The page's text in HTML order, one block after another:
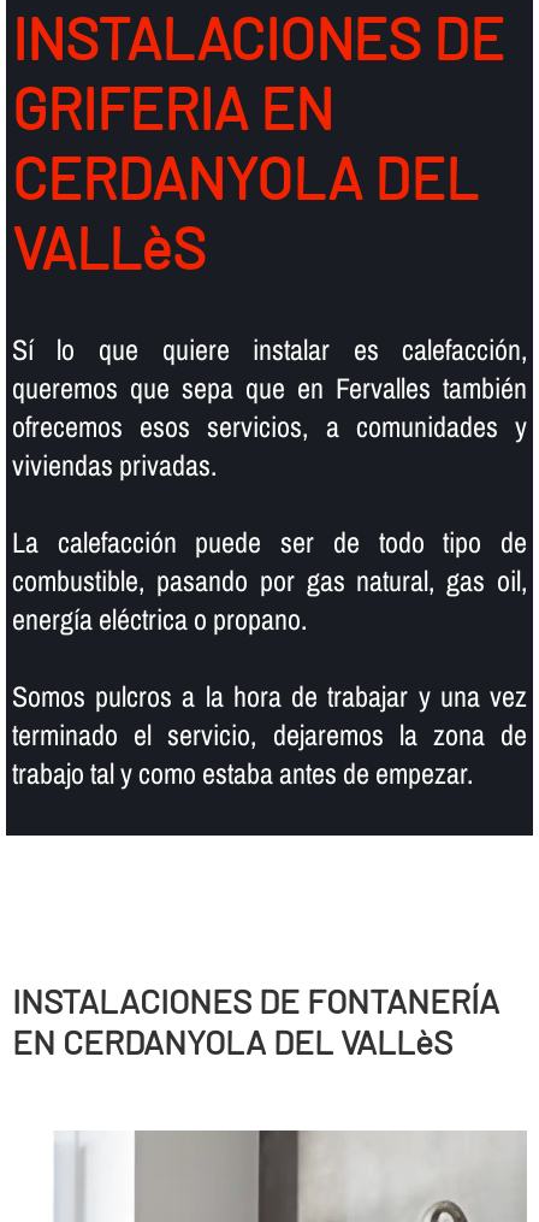
INSTALACIONES DE
GRIFERIA EN
CERDANYOLA DEL
VALLèS
Sí­ lo que quiere instalar es calefacción,
queremos que sepa que en Fervalles también
ofrecemos esos servicios, a comunidades y
viviendas privadas.
La calefacción puede ser de todo tipo de
combustible, pasando por gas natural, gas oil,
energí­a eléctrica o propano.
Somos pulcros a la hora de trabajar y una vez
terminado el servicio, dejaremos la zona de
trabajo tal y como estaba antes de empezar.
INSTALACIONES DE FONTANERÍ­A
EN CERDANYOLA DEL VALLèS